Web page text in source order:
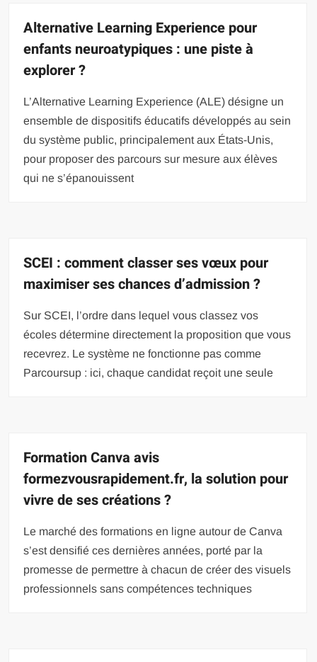
Alternative Learning Experience pour
enfants neuroatypiques : une piste à
explorer ?
L’Alternative Learning Experience (ALE) désigne un
ensemble de dispositifs éducatifs développés au sein
du système public, principalement aux États-Unis,
pour proposer des parcours sur mesure aux élèves
qui ne s’épanouissent
SCEI : comment classer ses vœux pour
maximiser ses chances d’admission ?
Sur SCEI, l’ordre dans lequel vous classez vos
écoles détermine directement la proposition que vous
recevrez. Le système ne fonctionne pas comme
Parcoursup : ici, chaque candidat reçoit une seule
Formation Canva avis
formezvousrapidement.fr, la solution pour
vivre de ses créations ?
Le marché des formations en ligne autour de Canva
s’est densifié ces dernières années, porté par la
promesse de permettre à chacun de créer des visuels
professionnels sans compétences techniques